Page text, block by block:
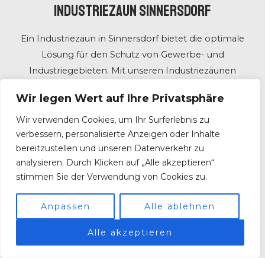
Wir legen Wert auf Ihre Privatsphäre
Wir verwenden Cookies, um Ihr Surferlebnis zu
verbessern, personalisierte Anzeigen oder Inhalte
bereitzustellen und unseren Datenverkehr zu
analysieren. Durch Klicken auf „Alle akzeptieren“
stimmen Sie der Verwendung von Cookies zu.
Anpassen Alle ablehnen
Alle akzeptieren
Industriezaun Sinnersdorf
Ein Industriezaun in Sinnersdorf bietet die optimale
Lösung für den Schutz von Gewerbe- und
Industriegebieten. Mit unseren Industriezäunen
Beständigkeit als auch effektiven Schutz gegen
unbefugte Zutritte.
Mit jahrzehntelanger Erfahrung im Bereich des
Industriezaunbaus planen und realisieren wir
individuelle Konzepte, die allen Anforderungen